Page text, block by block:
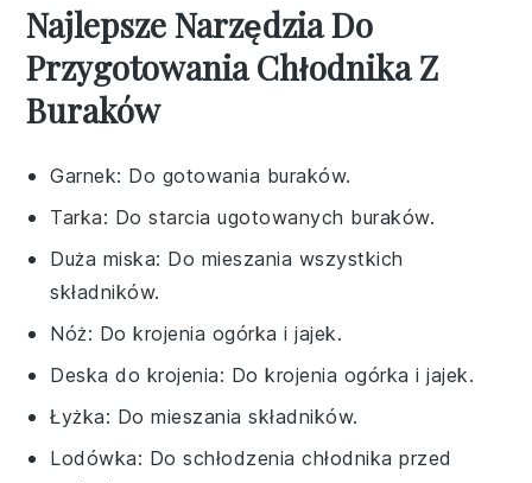
Najlepsze Narzędzia Do
Przygotowania Chłodnika Z
Buraków
Garnek: Do gotowania buraków.
Tarka: Do starcia ugotowanych buraków.
Duża miska: Do mieszania wszystkich
składników.
Nóż: Do krojenia ogórka i jajek.
Deska do krojenia: Do krojenia ogórka i jajek.
Łyżka: Do mieszania składników.
Lodówka: Do schłodzenia chłodnika przed